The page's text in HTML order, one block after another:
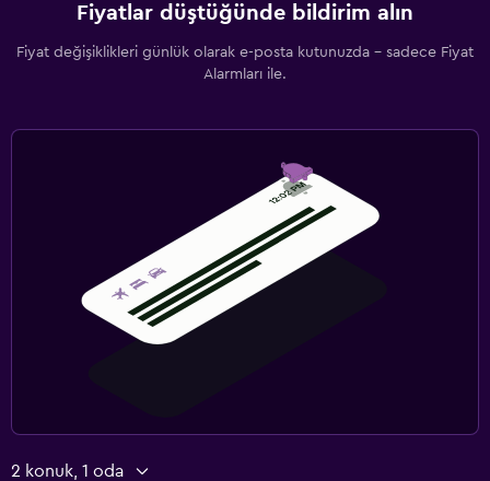
Fiyatlar düştüğünde bildirim alın
Fiyat değişiklikleri günlük olarak e-posta kutunuzda - sadece Fiyat
Alarmları ile.
2 konuk, 1 oda